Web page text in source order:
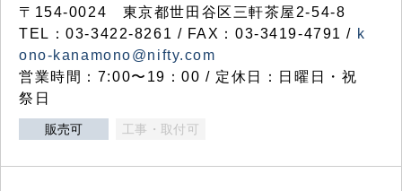
〒154-0024 東京都世田谷区三軒茶屋2-54-8
TEL：03-3422-8261 / FAX：03-3419-4791 / k
ono-kanamono@nifty.com
営業時間：7:00〜19：00 / 定休日：日曜日・祝
祭日
販売可 工事・取付可